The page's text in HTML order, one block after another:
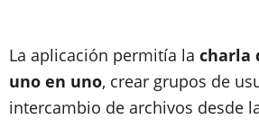
La aplicación permitía la charla
uno en uno, crear grupos de
intercambio de archivos desde